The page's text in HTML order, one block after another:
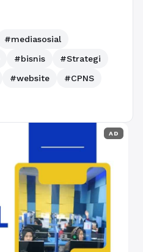
#mediasosial
#bisnis
#Strategi
#website
#CPNS
AD